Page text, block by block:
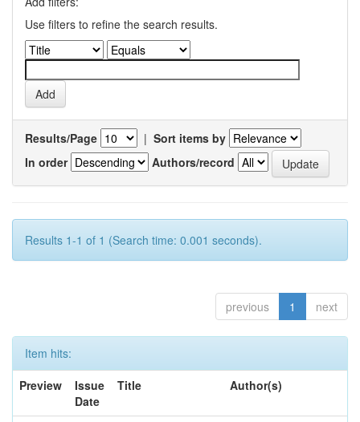
Use filters to refine the search results.
Results/Page | Sort items by
In order
Authors/record
Results 1-1 of 1 (Search time: 0.001 seconds).
previous 1 next
Item hits:
Preview
Issue
Date
Title Author(s)